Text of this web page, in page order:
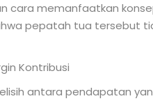
cara memanfaatkan
pepatah tua tersebut
Kontribusi
antara pendapatan